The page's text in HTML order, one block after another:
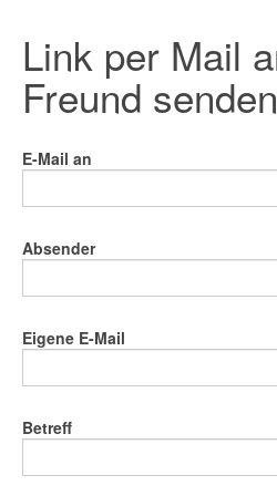
Link per Mail
Freund senden
E-Mail an
Absender
Eigene E-Mail
Betreff